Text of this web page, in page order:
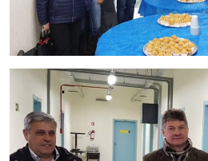
Secretaria-Geral
Gabinete de Segurança Institucional
Advocacia-Geral da União